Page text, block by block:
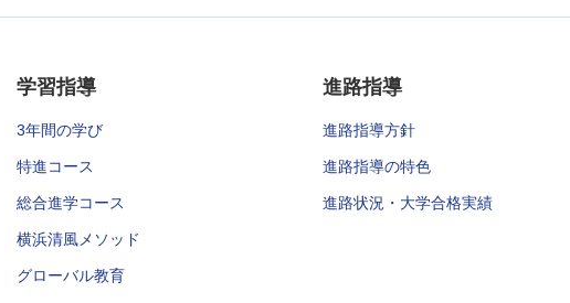
学習指導
3年間の学び
特進コース
総合進学コース
横浜清風メソッド
グローバル教育
進路指導
進路指導方針
進路指導の特色
進路状況・大学合格実績